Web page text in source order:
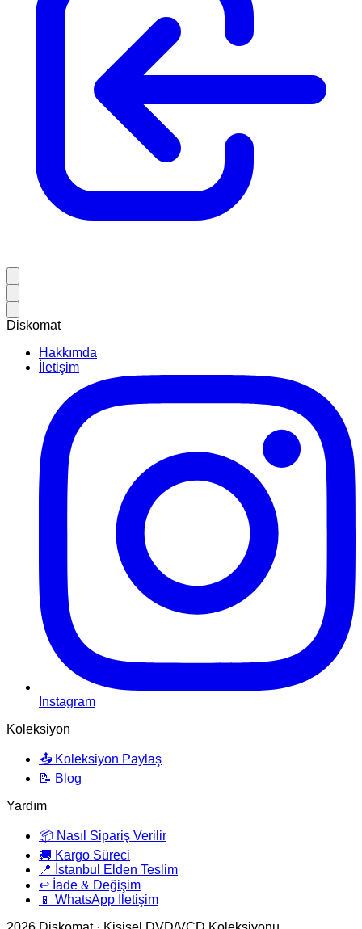
Diskomat
Hakkımda
İletişim
Instagram
Koleksiyon
📤 Koleksiyon Paylaş
📝 Blog
Yardım
📦 Nasıl Sipariş Verilir
🚚 Kargo Süreci
📍 İstanbul Elden Teslim
↩️ İade & Değişim
📱 WhatsApp İletişim